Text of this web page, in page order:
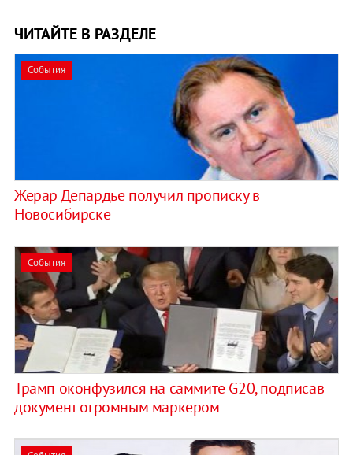
ЧИТАЙТЕ В РАЗДЕЛЕ
События
Жерар Депардье получил прописку в
Новосибирске
События
Трамп оконфузился на саммите G20, подписав
документ огромным маркером